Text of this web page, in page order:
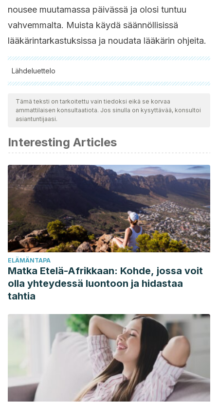
nousee muutamassa päivässä ja olosi tuntuu
vahvemmalta. Muista käydä säännöllisissä
lääkärintarkastuksissa ja noudata lääkärin ohjeita.
Lähdeluettelo
Kaikki lainatut lähteet tarkistettiin perusteellisesti tiimimme
toimesta varmistaaksemme niiden laadun, luotettavuuden,
ajantasaisuuden ja pätevyyden. Tämän artikkelin bibliografia
Abdel-Rahman, O. N., & Abdel-Baky, E. S. (2021).
Hematological and renoprotective effects of folic acid and
lentil extract in diclofenac sodium exposed rats.
Brazilian
Journal of Biology, 83, e247360.
https://www.scielo.br/j/bjb/a/cgjQZGQH6jPxC6BZ6PNL3ks/?
Achraf, A., Hamdi, C., Turki, M., Abdelkarim, O., Ayadi, F.,
Hoekelmann, A., Yaich, S., & Souissi, N. (2018). Natural
pomegranate juice reduces inflammation, muscle damage
and increase platelets blood levels in active healthy
Tunisian aged men.
Alexandria Journal of Medicine, 54
45-48.
American Cancer Society. (18 de mayo de 2016).Niveles
bajos de plaquetas (sangrado)
https://www.cancer.org/es/cancer/como-sobrellevar-el-
cancer/efectos-secundarios/recuentos-sanguineos-
Hernáez, Á., Lassale, C., Castro-Barquero, S., Ros, E.,
Tresserra-Rimbau, A., Castañer, O., Pintó, X., Vázquez-Ruiz,
Tämä teksti on tarkoitettu vain tiedoksi eikä se korvaa
ammattilaisen konsultaatiota. Jos sinulla on kysyttävää, konsultoi
asiantuntijaasi.
Interesting Articles
ELÄMÄNTAPA
Matka Etelä-Afrikkaan: Kohde, jossa voit
olla yhteydessä luontoon ja hidastaa
tahtia